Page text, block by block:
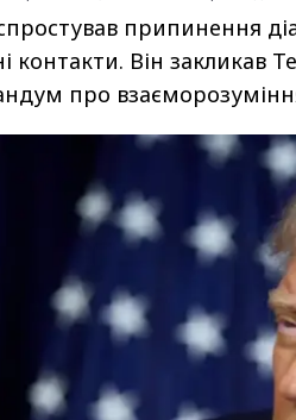
припинення
контакти. Він закликав
про